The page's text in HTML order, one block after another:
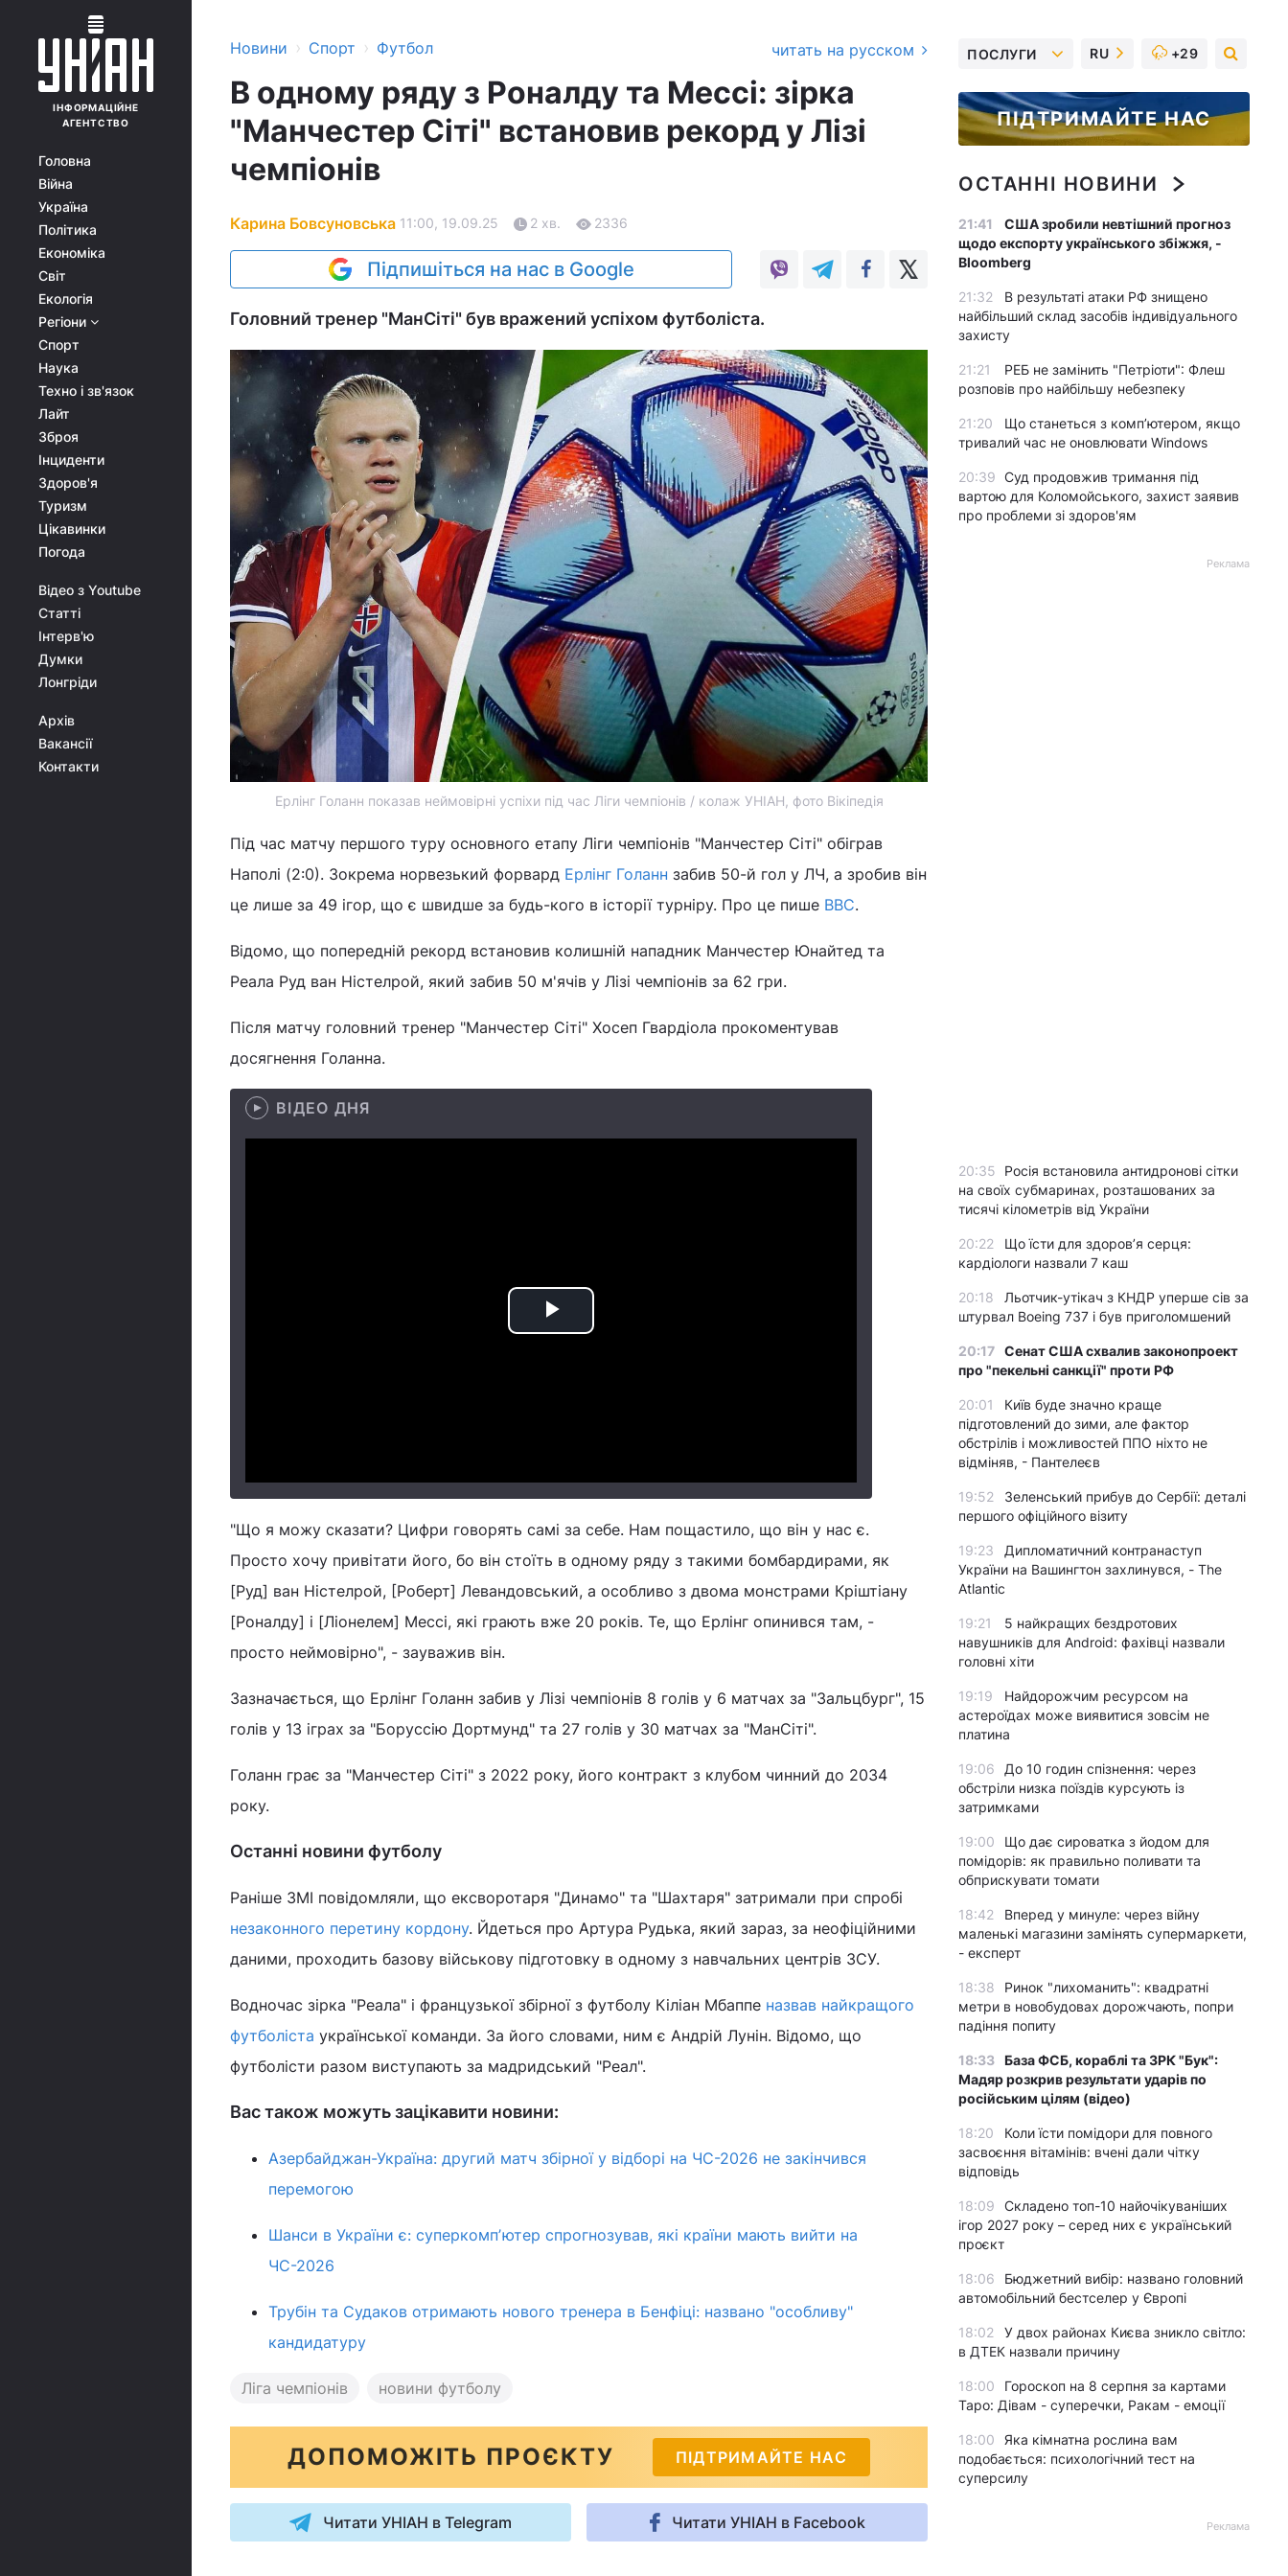
ІНФОРМАЦІЙНЕ
АГЕНТСТВО
Головна
Війна
Україна
Політика
Економіка
Світ
Екологія
Регіони
Спорт
Наука
Техно і зв'язок
Лайт
Зброя
Інциденти
Здоров'я
Туризм
Цікавинки
Погода
Відео з Youtube
Статті
Інтерв'ю
Думки
Лонгріди
Архів
Вакансії
Контакти
Новини › Спорт › Футбол читать на русском
В одному ряду з Роналду та Мессі: зірка
"Манчестер Сіті" встановив рекорд у Лізі
чемпіонів
Карина Бовсуновська 11:00, 19.09.25 2 хв. 2336
Підпишіться на нас в Google
Головний тренер "МанСіті" був вражений успіхом футболіста.
Ерлінг Голанн показав неймовірні успіхи під час Ліги чемпіонів / колаж УНІАН, фото Вікіпедія
Під час матчу першого туру основного етапу Ліги чемпіонів "Манчестер Сіті" обіграв
Наполі (2:0). Зокрема норвезький форвард Ерлінг Голанн забив 50-й гол у ЛЧ, а зробив він
це лише за 49 ігор, що є швидше за будь-кого в історії турніру. Про це пише BBC.
Відомо, що попередній рекорд встановив колишній нападник Манчестер Юнайтед та
Реала Руд ван Ністелрой, який забив 50 м'ячів у Лізі чемпіонів за 62 гри.
Після матчу головний тренер "Манчестер Сіті" Хосеп Гвардіола прокоментував
досягнення Голанна.
ВІДЕО ДНЯ
Play
"Що я можу сказати? Цифри говорять самі за себе. Нам пощастило, що він у нас є.
Просто хочу привітати його, бо він стоїть в одному ряду з такими бомбардирами, як
[Руд] ван Ністелрой, [Роберт] Левандовський, а особливо з двома монстрами Кріштіану
[Роналду] і [Ліонелем] Мессі, які грають вже 20 років. Те, що Ерлінг опинився там, -
просто неймовірно", - зауважив він.
Зазначається, що Ерлінг Голанн забив у Лізі чемпіонів 8 голів у 6 матчах за "Зальцбург", 15
голів у 13 іграх за "Боруссію Дортмунд" та 27 голів у 30 матчах за "МанСіті".
Голанн грає за "Манчестер Сіті" з 2022 року, його контракт з клубом чинний до 2034
року.
Останні новини футболу
Раніше ЗМІ повідомляли, що ексворотаря "Динамо" та "Шахтаря" затримали при спробі
незаконного перетину кордону. Йдеться про Артура Рудька, який зараз, за неофіційними
даними, проходить базову військову підготовку в одному з навчальних центрів ЗСУ.
Водночас зірка "Реала" і французької збірної з футболу Кіліан Мбаппе назвав найкращого
футболіста української команди. За його словами, ним є Андрій Лунін. Відомо, що
футболісти разом виступають за мадридський "Реал".
Вас також можуть зацікавити новини:
Азербайджан-Україна: другий матч збірної у відборі на ЧС-2026 не закінчився
перемогою
Шанси в України є: суперкомпʼютер спрогнозував, які країни мають вийти на
ЧС-2026
Трубін та Судаков отримають нового тренера в Бенфіці: названо "особливу"
кандидатуру
Ліга чемпіонів новини футболу
ДОПОМОЖІТЬ ПРОЄКТУ ПІДТРИМАЙТЕ НАС
Читати УНІАН в Telegram Читати УНІАН в Facebook
ПОСЛУГИ RU +29
ПІДТРИМАЙТЕ НАС
ОСТАННІ НОВИНИ
21:41
США зробили невтішний прогноз
щодо експорту українського збіжжя, -
Bloomberg
21:32
В результаті атаки РФ знищено
найбільший склад засобів індивідуального
захисту
21:21
РЕБ не замінить "Петріоти": Флеш
розповів про найбільшу небезпеку
21:20
Що станеться з комп’ютером, якщо
тривалий час не оновлювати Windows
20:39 Суд продовжив тримання під
вартою для Коломойського, захист заявив
про проблеми зі здоров'ям
Реклама
20:35
Росія встановила антидронові сітки
на своїх субмаринах, розташованих за
тисячі кілометрів від України
20:22
Що їсти для здоров’я серця:
кардіологи назвали 7 каш
20:18
Льотчик-утікач з КНДР уперше сів за
штурвал Boeing 737 і був приголомшений
20:17 Сенат США схвалив законопроект
про "пекельні санкції" проти РФ
20:01
Київ буде значно краще
підготовлений до зими, але фактор
обстрілів і можливостей ППО ніхто не
відміняв, - Пантелеєв
19:52
Зеленський прибув до Сербії: деталі
першого офіційного візиту
19:23
Дипломатичний контранаступ
України на Вашингтон захлинувся, - The
Atlantic
19:21
5 найкращих бездротових
навушників для Android: фахівці назвали
головні хіти
19:19
Найдорожчим ресурсом на
астероїдах може виявитися зовсім не
платина
19:06
До 10 годин спізнення: через
обстріли низка поїздів курсують із
затримками
19:00
Що дає сироватка з йодом для
помідорів: як правильно поливати та
обприскувати томати
18:42
Вперед у минуле: через війну
маленькі магазини замінять супермаркети,
- експерт
18:38
Ринок "лихоманить": квадратні
метри в новобудовах дорожчають, попри
падіння попиту
18:33 База ФСБ, кораблі та ЗРК "Бук":
Мадяр розкрив результати ударів по
російським цілям (відео)
18:20
Коли їсти помідори для повного
засвоєння вітамінів: вчені дали чітку
відповідь
18:09
Складено топ-10 найочікуваніших
ігор 2027 року – серед них є український
проєкт
18:06
Бюджетний вибір: названо головний
автомобільний бестселер у Європі
18:02
У двох районах Києва зникло світло:
в ДТЕК назвали причину
18:00
Гороскоп на 8 серпня за картами
Таро: Дівам - суперечки, Ракам - емоції
18:00
Яка кімнатна рослина вам
подобається: психологічний тест на
суперсилу
Реклама